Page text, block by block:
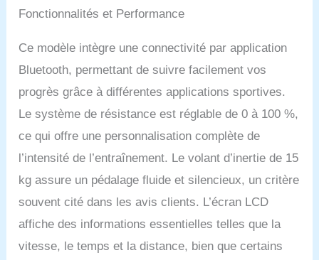
propose des séances
compétitions variées ainsi
qu'un entraînement basé
augmenter votre effet de
combustion des graisses
et maintenir efficacement
votre condition physique.
Système de résistance
le vélo de fitness dispose
d'une résistance
transmission par courroie
qui offre des
Fonctionnalités et Performance
Ce modèle intègre une connectivité par application
Bluetooth, permettant de suivre facilement vos
progrès grâce à différentes applications sportives.
Le système de résistance est réglable de 0 à 100 %,
ce qui offre une personnalisation complète de
l’intensité de l’entraînement. Le volant d’inertie de 15
kg assure un pédalage fluide et silencieux, un critère
souvent cité dans les avis clients. L’écran LCD
affiche des informations essentielles telles que la
vitesse, le temps et la distance, bien que certains